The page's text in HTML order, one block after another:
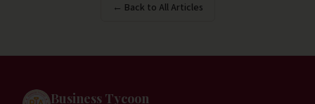
← Back to All Articles
Business Tycoon